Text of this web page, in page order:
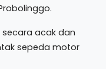
secara acak dan
sepeda motor